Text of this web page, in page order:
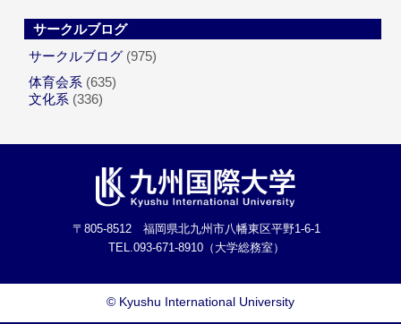
サークルブログ
サークルブログ (975)
体育会系 (635)
文化系 (336)
〒805-8512 福岡県北九州市八幡東区平野1-6-1
TEL.093-671-8910（大学総務室）
© Kyushu International University